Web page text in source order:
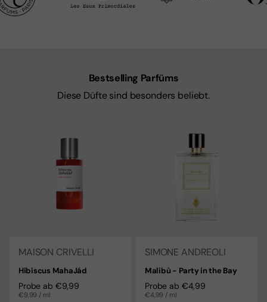
Bestselling Parfüms
Diese Düfte sind besonders beliebt.
MAISON CRIVELLI
Hibiscus MahaJád
Regulärer Preis
Probe ab €9,99
Stückpreis
€9,99 / ml
SIMONE ANDREOLI
Malibù - Party in the Bay
Regulärer Preis
Probe ab €4,99
Stückpreis
€4,99 / ml